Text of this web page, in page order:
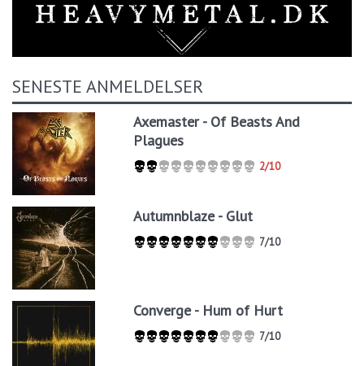
SENESTE ANMELDELSER
Axemaster - Of Beasts And
Plagues
2/10
Autumnblaze - Glut
7/10
Converge - Hum of Hurt
7/10